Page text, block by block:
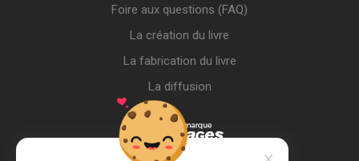
Foire aux questions (FAQ)
La création du livre
La fabrication du livre
La diffusion